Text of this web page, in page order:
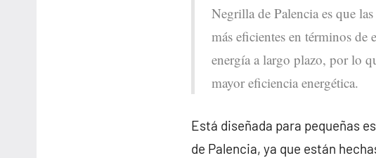
Negrilla de Palencia es que
más eficientes en términos de
energía a largo plazo, por lo
mayor eficiencia energética.
Está diseñada para pequeñas
de Palencia, ya que están